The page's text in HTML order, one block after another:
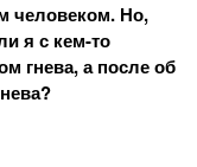
человеком. Но,
я с кем-то
гнева, а после об